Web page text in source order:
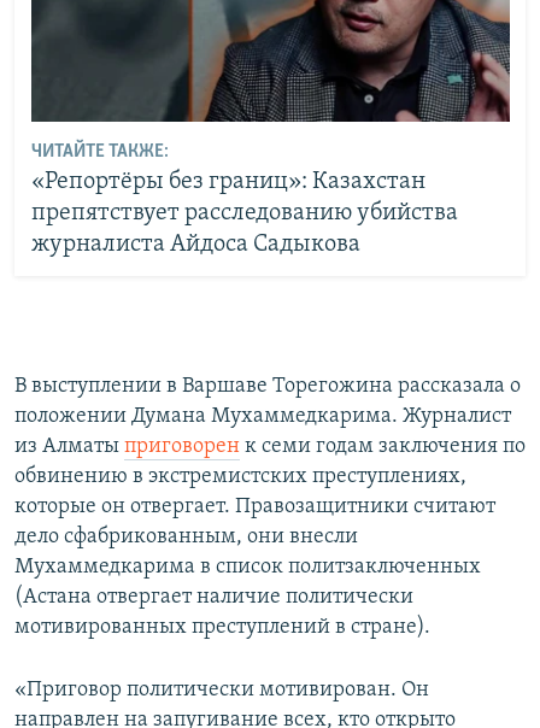
ЧИТАЙТЕ ТАКЖЕ:
«Репортёры без границ»: Казахстан
препятствует расследованию убийства
журналиста Айдоса Садыкова
В выступлении в Варшаве Торегожина рассказала о
положении Думана Мухаммедкарима. Журналист
из Алматы приговорен к семи годам заключения по
обвинению в экстремистских преступлениях,
которые он отвергает. Правозащитники считают
дело сфабрикованным, они внесли
Мухаммедкарима в список политзаключенных
(Астана отвергает наличие политически
мотивированных преступлений в стране).
«Приговор политически мотивирован. Он
направлен на запугивание всех, кто открыто